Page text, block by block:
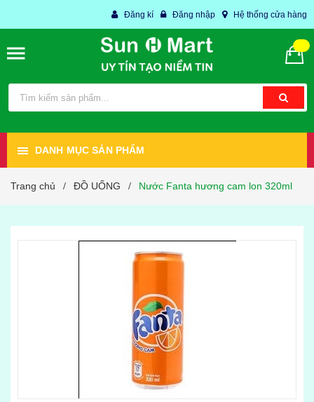
Đăng kí Đăng nhập Hệ thống cửa hàng
DANH MỤC SẢN PHẨM
Trang chủ / ĐỒ UỐNG / Nước Fanta hương cam lon 320ml